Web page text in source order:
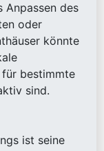
Anpassen des
oder
könnte
bestimmte
sind.
ist seine